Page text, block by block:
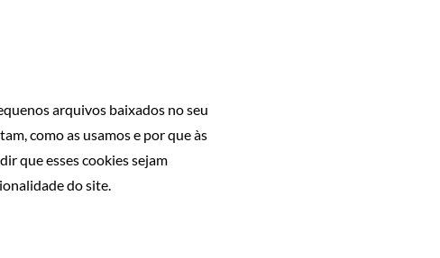
arquivos baixados no seu
como as usamos e por que às
que esses cookies sejam
do site.